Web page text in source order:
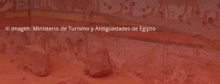
© Imagen: Ministerio de Turismo y Antigüedades de Egipto